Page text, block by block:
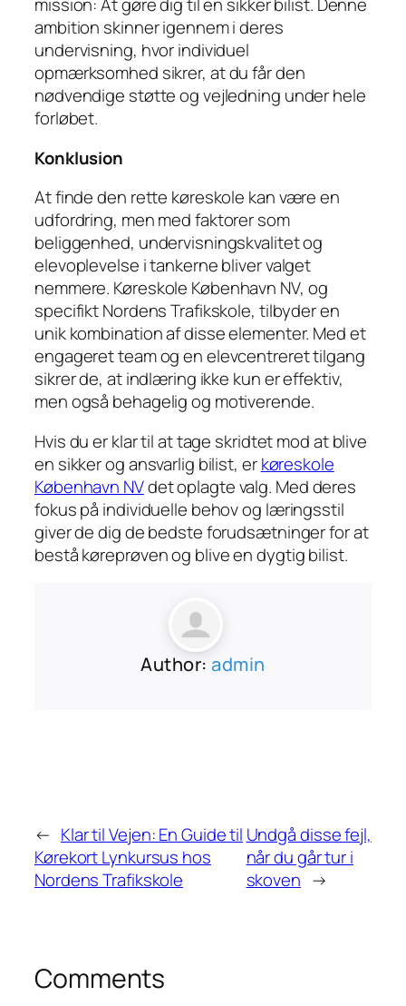
mission: At gøre dig til en sikker bilist. Denne
ambition skinner igennem i deres
undervisning, hvor individuel
opmærksomhed sikrer, at du får den
nødvendige støtte og vejledning under hele
forløbet.
Konklusion
At finde den rette køreskole kan være en
udfordring, men med faktorer som
beliggenhed, undervisningskvalitet og
elevoplevelse i tankerne bliver valget
nemmere. Køreskole København NV, og
specifikt Nordens Trafikskole, tilbyder en
unik kombination af disse elementer. Med et
engageret team og en elevcentreret tilgang
sikrer de, at indlæring ikke kun er effektiv,
men også behagelig og motiverende.
Hvis du er klar til at tage skridtet mod at blive
en sikker og ansvarlig bilist, erkøreskole
København NVdet oplagte valg. Med deres
fokus på individuelle behov og læringsstil
giver de dig de bedste forudsætninger for at
bestå køreprøven og blive en dygtig bilist.
Author:admin
← Klar til Vejen: En Guide til
Kørekort Lynkursus hos
Nordens Trafikskole
Undgå disse fejl,
når du går tur i
skoven →
Comments